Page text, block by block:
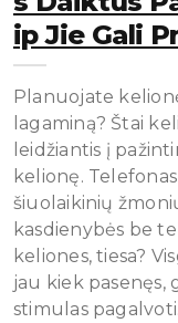
Ip Jie Gali
Planuojate
lagaminą? Štai
leidžiantis į
kelionę.
šiuolaikinių
kasdienybės be
keliones, tiesa?
jau kiek pasenęs,
stimulas